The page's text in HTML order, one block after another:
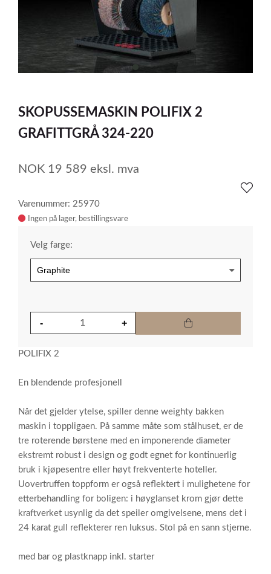
item
of
1
SKOPUSSEMASKIN POLIFIX 2
GRAFITTGRÅ 324-220
NOK 19 589 eksl. mva
Varenummer: 25970
Ingen på lager
Velg farge:
POLIFIX 2
En blendende profesjonell
Når det gjelder ytelse, spiller denne weighty bakken
maskin i toppligaen. På samme måte som stålhuset, er de
tre roterende børstene med en imponerende diameter
ekstremt robust i design og godt egnet for kontinuerlig
bruk i kjøpesentre eller høyt frekventerte hoteller.
Uovertruffen toppform er også reflektert i mulighetene for
etterbehandling for boligen: i høyglanset krom gjør dette
kraftverket usynlig da det speiler omgivelsene, mens det i
24 karat gull reflekterer ren luksus. Stol på en sann stjerne.
med bar og plastknapp inkl. starter